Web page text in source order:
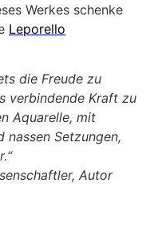
Werkes schenke
Leporello
die Freude zu
verbindende Kraft zu
Aquarelle, mit
nassen Setzungen,
Autor